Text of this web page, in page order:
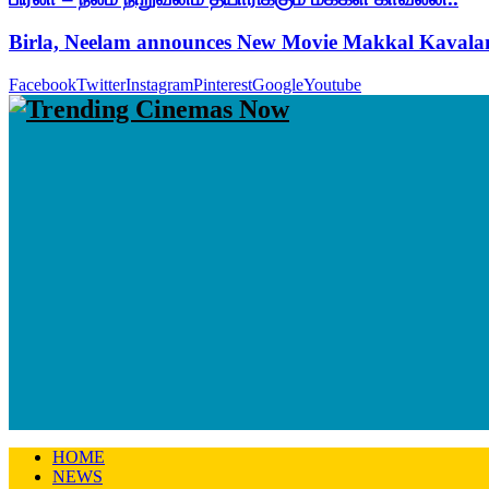
Birla, Neelam announces New Movie Makkal
FacebookTwitterInstagramPinterestGoogleYoutube
HOME
NEWS